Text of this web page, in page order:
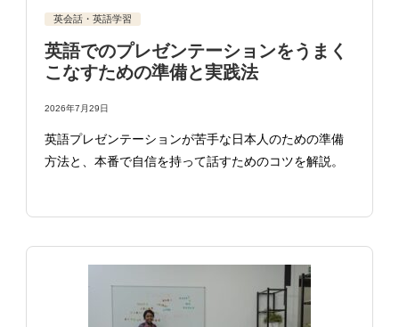
英会話・英語学習
英語でのプレゼンテーションをうまく
こなすための準備と実践法
2026年7月29日
英語プレゼンテーションが苦手な日本人のための準備
方法と、本番で自信を持って話すためのコツを解説。